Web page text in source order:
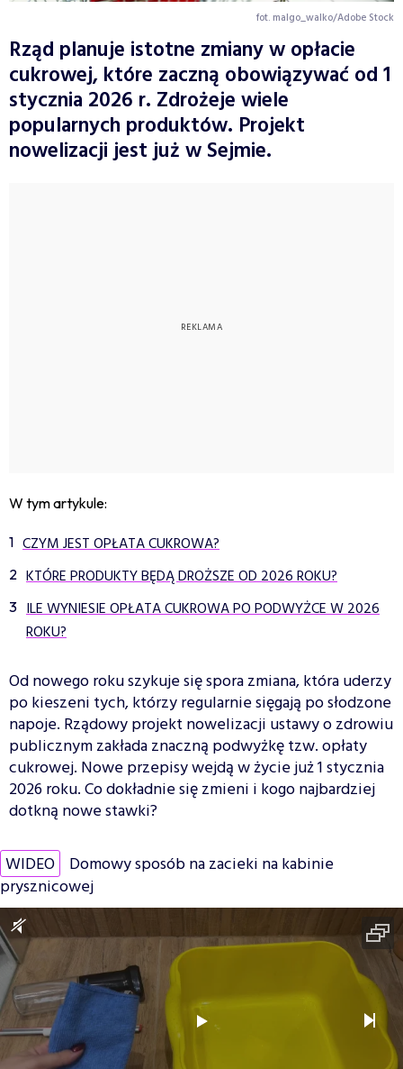
fot. malgo_walko/Adobe Stock
Rząd planuje istotne zmiany w opłacie
cukrowej, które zaczną obowiązywać od 1
stycznia 2026 r. Zdrożeje wiele
popularnych produktów. Projekt
nowelizacji jest już w Sejmie.
W tym artykule:
CZYM JEST OPŁATA CUKROWA?
KTÓRE PRODUKTY BĘDĄ DROŻSZE OD 2026 ROKU?
ILE WYNIESIE OPŁATA CUKROWA PO PODWYŻCE W 2026
ROKU?
Od nowego roku szykuje się spora zmiana, która uderzy
po kieszeni tych, którzy regularnie sięgają po słodzone
napoje. Rządowy projekt nowelizacji ustawy o zdrowiu
publicznym zakłada znaczną podwyżkę tzw. opłaty
cukrowej. Nowe przepisy wejdą w życie już 1 stycznia
2026 roku. Co dokładnie się zmieni i kogo najbardziej
dotkną nowe stawki?
WIDEO Domowy sposób na zacieki na kabinie
prysznicowej